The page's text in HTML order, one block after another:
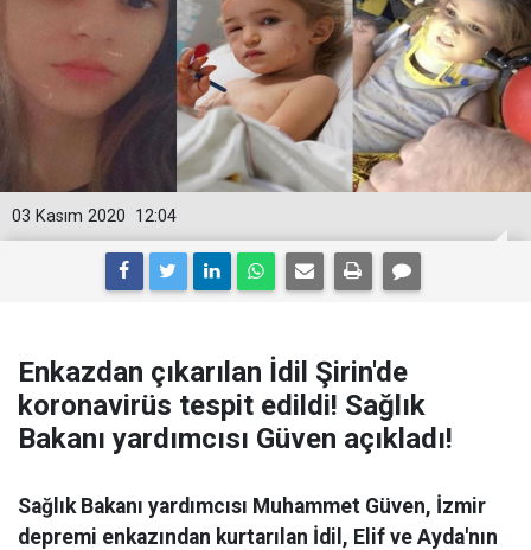
12:04
03 Kasım 2020
Enkazdan çıkarılan İdil Şirin'de
koronavirüs tespit edildi! Sağlık
Bakanı yardımcısı Güven açıkladı!
Sağlık Bakanı yardımcısı Muhammet Güven, İzmir
depremi enkazından kurtarılan İdil, Elif ve Ayda'nın